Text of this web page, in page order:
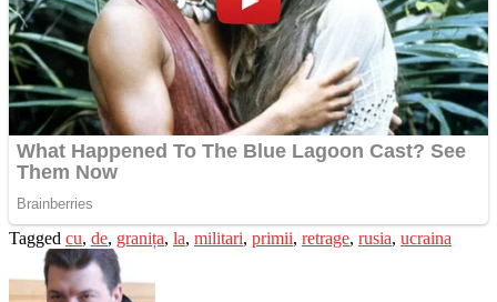
Tagged cu, de, granița, la, militari, primii, retrage, rusia, ucraina